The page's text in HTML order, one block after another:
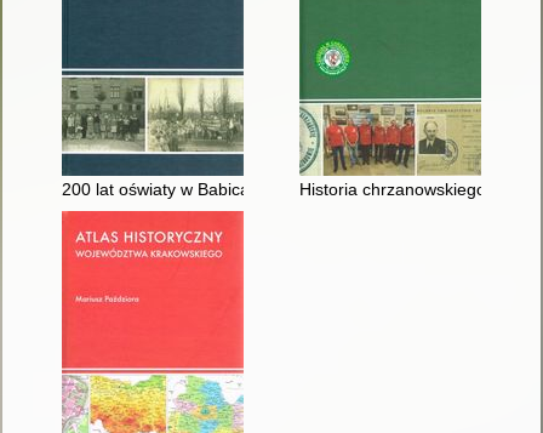
200 lat oświaty w Babicach Historia chrzanowskiego